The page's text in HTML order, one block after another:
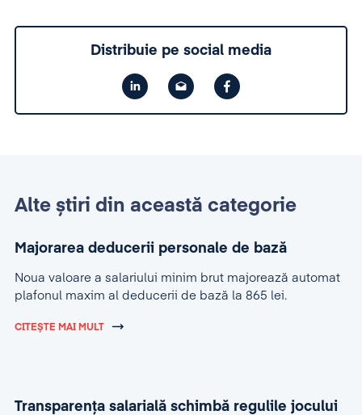
Distribuie pe social media
Alte știri din această categorie
Majorarea deducerii personale de bază
Noua valoare a salariului minim brut majorează automat
plafonul maxim al deducerii de bază la 865 lei.
CITEȘTE MAI MULT
Transparența salarială schimbă regulile jocului